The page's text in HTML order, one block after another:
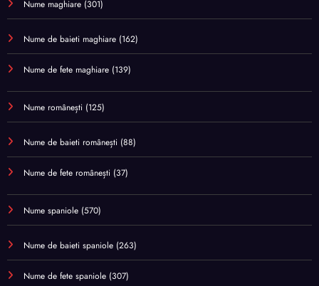
Nume maghiare (301)
Nume de baieti maghiare (162)
Nume de fete maghiare (139)
Nume românești (125)
Nume de baieti românești (88)
Nume de fete românești (37)
Nume spaniole (570)
Nume de baieti spaniole (263)
Nume de fete spaniole (307)